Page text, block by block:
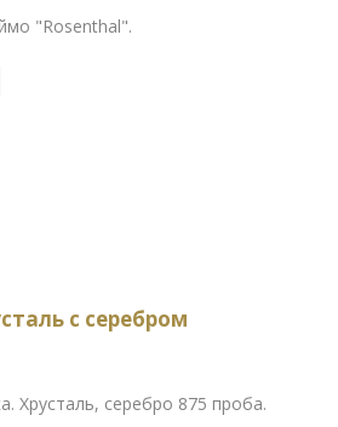
"Rosenthal".
с серебром
Хрусталь, серебро 875 проба.